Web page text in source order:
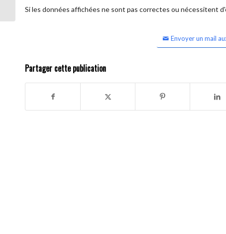
Si les données affichées ne sont pas correctes ou nécessitent
Envoyer un mail
Partager cette publication